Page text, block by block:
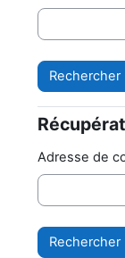
Adresse de